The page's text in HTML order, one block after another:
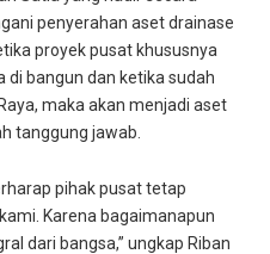
penyerahan aset drainase
proyek pusat khususnya
di bangun dan ketika sudah
maka akan menjadi aset
tanggung jawab.
pihak pusat tetap
Karena bagaimanapun
dari bangsa,” ungkap Riban